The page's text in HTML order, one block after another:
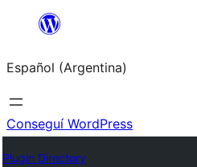
Saltar
contenido
Español (Argentina)
Conseguí WordPress
Plugin Directory